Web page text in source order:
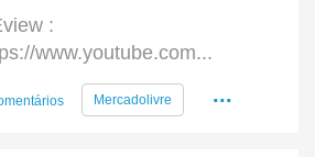
:
www.youtube.com...
Mercadolivre ...